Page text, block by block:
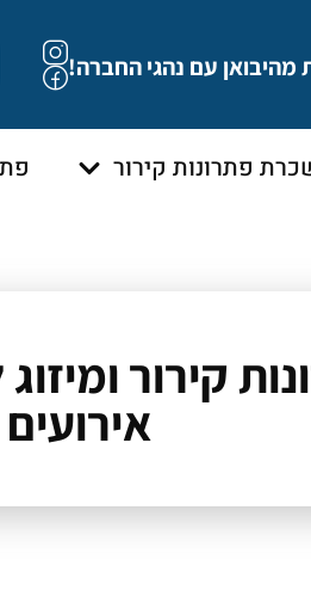
מהיבואן עם נהגי החברה!
פתרונות קירור
קירור
אירועים